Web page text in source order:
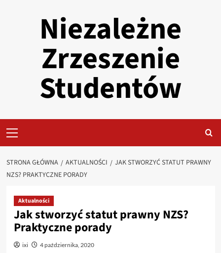
Niezależne
Zrzeszenie
Studentów
Menu
STRONA GŁÓWNA AKTUALNOŚCI
JAK STWORZYĆ STATUT PRAWNY
NZS? PRAKTYCZNE PORADY
Aktualności
Jak stworzyć statut prawny NZS?
Praktyczne porady
ixi 4 października, 2020